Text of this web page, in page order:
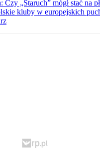
Czy „Staruch” mógł stać na
kluby w europejskich